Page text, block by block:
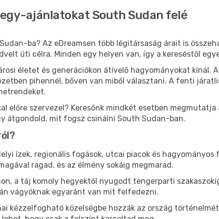
ajánlatokat South Sudan felé
ba? Az eDreamsen több légitársaság árait is
úti célra. Minden egy helyen van, így a kereséstől
életet és generációkon átívelő hagyományokat kínál.
pihennél, bőven van miből választani. A fenti
előre szervezel? Keresőnk mindkét esetben
átgondold, mit fogsz csinálni South Sudan-ban.
ízek, regionális fogások, utcai piacok és
ragad, és az élmény sokáig megmarad.
a táj komoly hegyektől nyugodt tengerparti
vágyóknak egyaránt van mit felfedezni.
kézzelfogható közelségbe hozzák az ország